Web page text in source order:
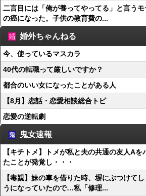
二言目には「俺が養ってやってる」と言う
の癌になった。子供の教育費の...
婚外ちゃんねる
今、使っているマスカラ
40代の転職って厳しいですか？
都合のいい女になったことがある人
【8月】恋話・恋愛相談総合トピ
恋愛の逆転劇
鬼女速報
【キチトメ】トメが私と夫の共通の友人A
たことが発覚し・・・
【毒親】妹の車を借りた時、塀にぶつけて
うになっていたので…私「修理...